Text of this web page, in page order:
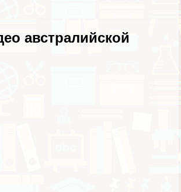
австралийской